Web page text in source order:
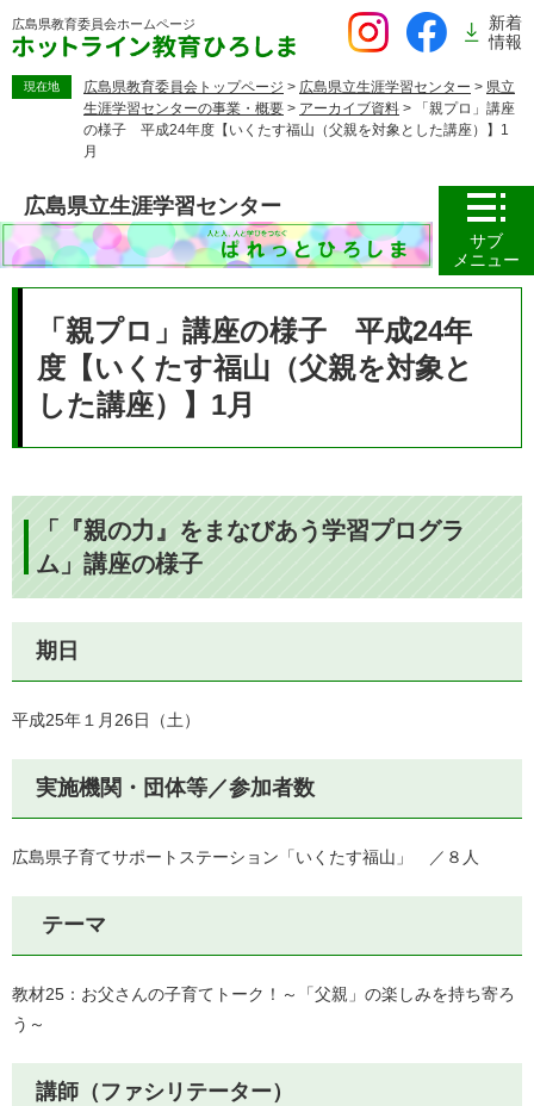
ー
広島県教育委員会ホームページ
新着
情報
現在地 広島県教育委員会トップページ > 広島県立生涯学習センター > 県立
生涯学習センターの事業・概要 > アーカイブ資料 >
「親プロ」講座
の様子 平成24年度【いくたす福山（父親を対象とした講座）】1
月
広島県立生涯学習センター
サブ
メニュー
「親プロ」講座の様子 平成24年
度【いくたす福山（父親を対象と
した講座）】1月
「『親の力』をまなびあう学習プログラ
ム」講座の様子
期日
平成25年１月26日（土）
実施機関・団体等／参加者数
広島県子育てサポートステーション「いくたす福山」 ／８人
テーマ
教材25：お父さんの子育てトーク！～「父親」の楽しみを持ち寄ろ
う～
講師（ファシリテーター）